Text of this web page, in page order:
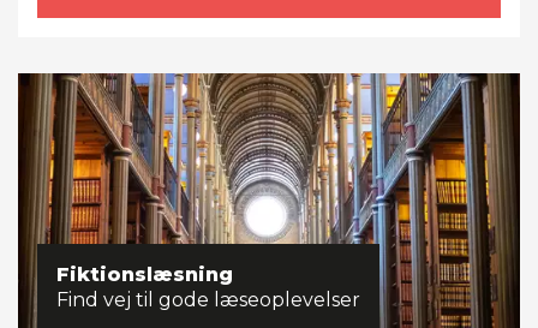
Fiktionslæsning
Find vej til gode læseoplevelser